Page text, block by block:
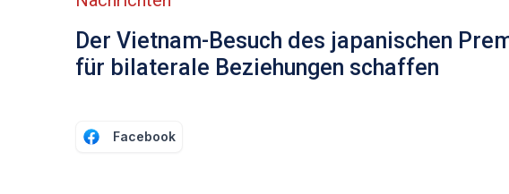
Der Vietnam-Besuch des japanischen
für bilaterale Beziehungen schaffen
Facebook